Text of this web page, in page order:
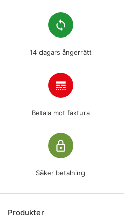
loop
14 dagars ångerrätt
line_style
Betala mot faktura
lock_outline
Säker betalning
Produkter